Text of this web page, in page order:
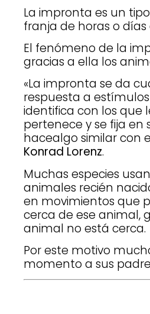
La impronta es un
franja de horas o
El fenómeno de la
gracias a ella los
«La impronta se da
respuesta a
identifica con los que
pertenece y se fija en
hacealgo similar con
Konrad Lorenz.
Muchas especies
animales recién
en movimientos que
cerca de ese animal,
animal no está cerca.
Por este motivo
momento a sus